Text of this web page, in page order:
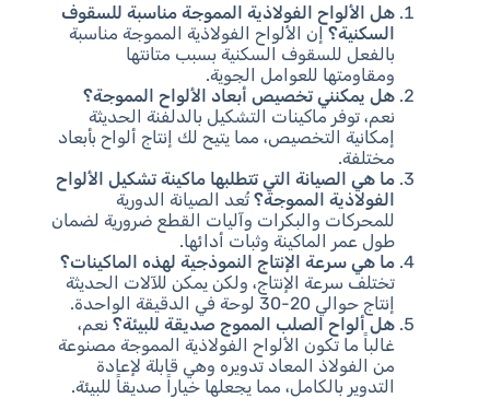
هل الألواح الفولاذية المموجة مناسبة للسقوف
السكنية؟إن الألواح الفولاذية المموجة مناسبة
بالفعل للسقوف السكنية بسبب متانتها
ومقاومتها للعوامل الجوية.
هل يمكنني تخصيص أبعاد الألواح المموجة؟
نعم، توفر ماكينات التشكيل بالدلفنة الحديثة
إمكانية التخصيص، مما يتيح لك إنتاج ألواح بأبعاد
مختلفة.
ما هي الصيانة التي تتطلبها ماكينة تشكيل الألواح
الفولاذية المموجة؟تُعد الصيانة الدورية
للمحركات والبكرات وآليات القطع ضرورية لضمان
طول عمر الماكينة وثبات أدائها.
ما هي سرعة الإنتاج النموذجية لهذه الماكينات؟
تختلف سرعة الإنتاج، ولكن يمكن للآلات الحديثة
إنتاج حوالي 20-30 لوحة في الدقيقة الواحدة.
هل ألواح الصلب المموج صديقة للبيئة؟نعم،
غالباً ما تكون الألواح الفولاذية المموجة مصنوعة
من الفولاذ المعاد تدويره وهي قابلة لإعادة
التدوير بالكامل، مما يجعلها خياراً صديقاً للبيئة.